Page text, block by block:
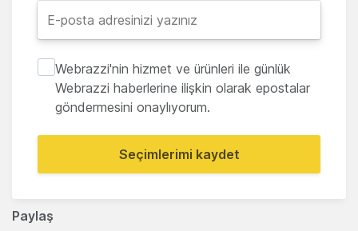
Paylaş
Webrazzi'nin hizmet ve ürünleri ile günlük
Webrazzi haberlerine ilişkin olarak epostalar
göndermesini onaylıyorum.
Seçimlerimi kaydet